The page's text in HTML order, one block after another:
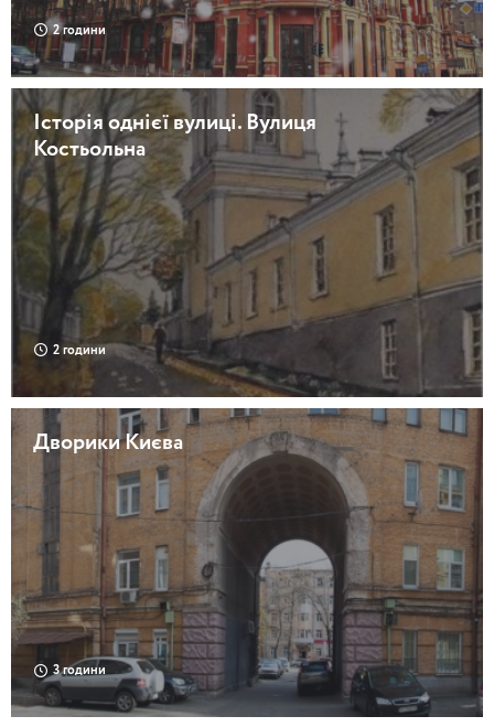
2 години
Історія однієї вулиці. Вулиця
Костьольна
2 години
Дворики Києва
3 години